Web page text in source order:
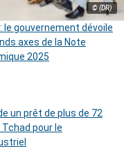
© (DR)
le gouvernement dévoile
axes de la Note
2025
un prêt de plus de 72
Tchad pour le